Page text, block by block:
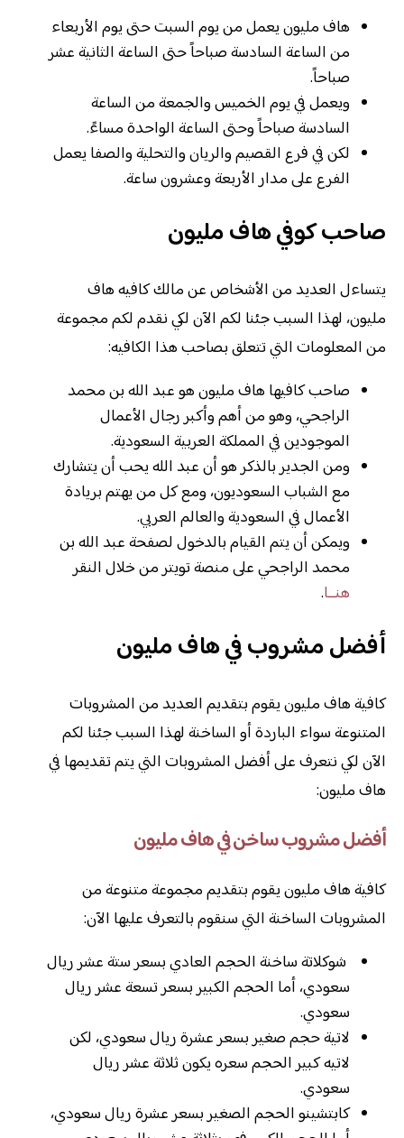
هاف مليون يعمل من يوم السبت حتى يوم الأربعاء
من الساعة السادسة صباحاً حتى الساعة الثانية عشر
صباحاً.
ويعمل في يوم الخميس والجمعة من الساعة
السادسة صباحاً وحتى الساعة الواحدة مساءً.
لكن في فرع القصيم والريان والتحلية والصفا يعمل
الفرع على مدار الأربعة وعشرون ساعة.
صاحب كوفي هاف مليون
يتساءل العديد من الأشخاص عن مالك كافيه هاف
مليون، لهذا السبب جئنا لكم الآن لكي نقدم لكم مجموعة
من المعلومات التي تتعلق بصاحب هذا الكافيه:
صاحب كافيها هاف مليون هو عبد الله بن محمد
الراجحي، وهو من أهم وأكبر رجال الأعمال
الموجودين في المملكة العربية السعودية.
ومن الجدير بالذكر هو أن عبد الله يحب أن يتشارك
مع الشباب السعوديون، ومع كل من يهتم بريادة
الأعمال في السعودية والعالم العربي.
ويمكن أن يتم القيام بالدخول لصفحة عبد الله بن
محمد الراجحي على منصة تويتر من خلال النقر
هنــا.
أفضل مشروب في هاف مليون
كافية هاف مليون يقوم بتقديم العديد من المشروبات
المتنوعة سواء الباردة أو الساخنة لهذا السبب جئنا لكم
الآن لكي نتعرف على أفضل المشروبات التي يتم تقديمها في
هاف مليون:
أفضل مشروب ساخن في هاف مليون
كافية هاف مليون يقوم بتقديم مجموعة متنوعة من
المشروبات الساخنة التي سنقوم بالتعرف عليها الآن:
شوكلاتة ساخنة الحجم العادي بسعر ستة عشر ريال
سعودي، أما الحجم الكبير بسعر تسعة عشر ريال
سعودي.
لاتية حجم صغير بسعر عشرة ريال سعودي، لكن
لاتيه كبير الحجم سعره يكون ثلاثة عشر ريال
سعودي.
كابتشينو الحجم الصغير بسعر عشرة ريال سعودي،